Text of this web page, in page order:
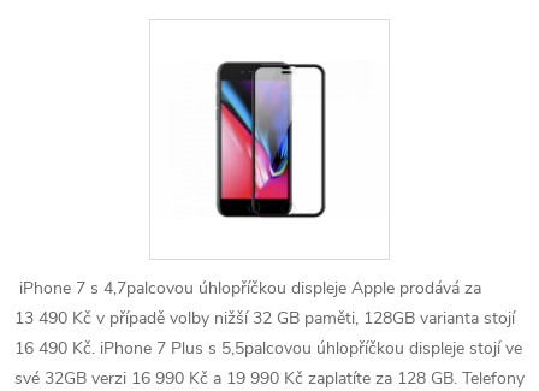
iPhone 7 s 4,7palcovou úhlopříčkou displeje Apple prodává za
13 490 Kč v případě volby nižší 32 GB paměti, 128GB varianta stojí
16 490 Kč. iPhone 7 Plus s 5,5palcovou úhlopříčkou displeje stojí ve
své 32GB verzi 16 990 Kč a 19 990 Kč zaplatíte za 128 GB. Telefony